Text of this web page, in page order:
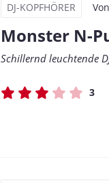
DJ-KOPFHÖRER Von
Monster N-
Schillernd leuchtende
3